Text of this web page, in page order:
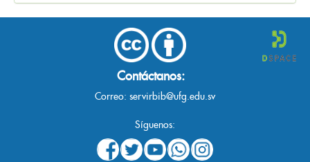
Contáctanos:
Correo: servirbib@ufg.edu.sv
Síguenos: